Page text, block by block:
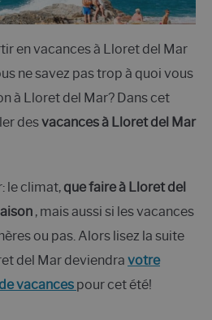
en vacances à Lloret del Mar
ne savez pas trop à quoi vous
à Lloret del Mar? Dans cet
desvacances à Lloret del Mar
le climat, que faire à Lloret del
, mais aussi si les vacances
ou pas. Alors lisez la suite
del Mar deviendra votre
vacances pour cet été!